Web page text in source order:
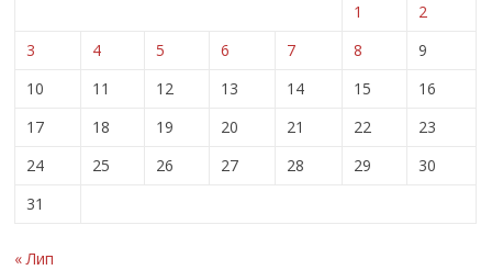
1
2
3
4 5 6 7 8
9
10
11 12 13 14 15
16
17
18 19 20 21 22
23
24
25 26 27 28 29
30
31
« Лип